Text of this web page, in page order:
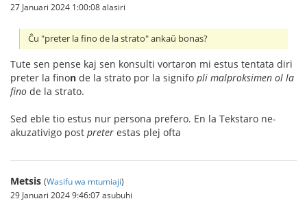
27 Januari 2024 1:00:08 alasiri
Ĉu "preter la fino de la strato" ankaŭ bonas?
Tute sen pense kaj sen konsulti vortaron mi estus tentata diri
preter la finon de la strato por la signifo pli malproksimen ol la
fino de la strato.
Sed eble tio estus nur persona prefero. En la Tekstaro ne-
akuzativigo post preter estas plej ofta
Metsis (Wasifu wa mtumiaji)
29 Januari 2024 9:46:07 asubuhi